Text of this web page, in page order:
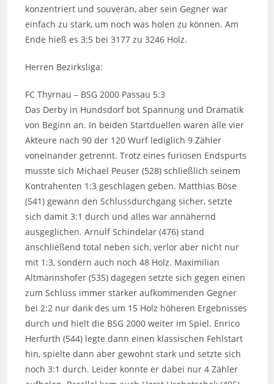
konzentriert und souverän, aber sein Gegner war
einfach zu stark, um noch was holen zu können. Am
Ende hieß es 3:5 bei 3177 zu 3246 Holz.
Herren Bezirksliga:
FC Thyrnau – BSG 2000 Passau 5:3
Das Derby in Hundsdorf bot Spannung und Dramatik
von Beginn an. In beiden Startduellen waren alle vier
Akteure nach 90 der 120 Wurf lediglich 9 Zähler
voneinander getrennt. Trotz eines furiosen Endspurts
musste sich Michael Peuser (528) schließlich seinem
Kontrahenten 1:3 geschlagen geben. Matthias Böse
(541) gewann den Schlussdurchgang sicher, setzte
sich damit 3:1 durch und alles war annähernd
ausgeglichen. Arnulf Schindelar (476) stand
anschließend total neben sich, verlor aber nicht nur
mit 1:3, sondern auch noch 48 Holz. Maximilian
Altmannshofer (535) dagegen setzte sich gegen einen
zum Schluss immer stärker aufkommenden Gegner
bei 2:2 nur dank des um 15 Holz höheren Ergebnisses
durch und hielt die BSG 2000 weiter im Spiel. Enrico
Herfurth (544) legte dann einen klassischen Fehlstart
hin, spielte dann aber gewohnt stark und setzte sich
noch 3:1 durch. Leider konnte er dabei nur 4 Zähler